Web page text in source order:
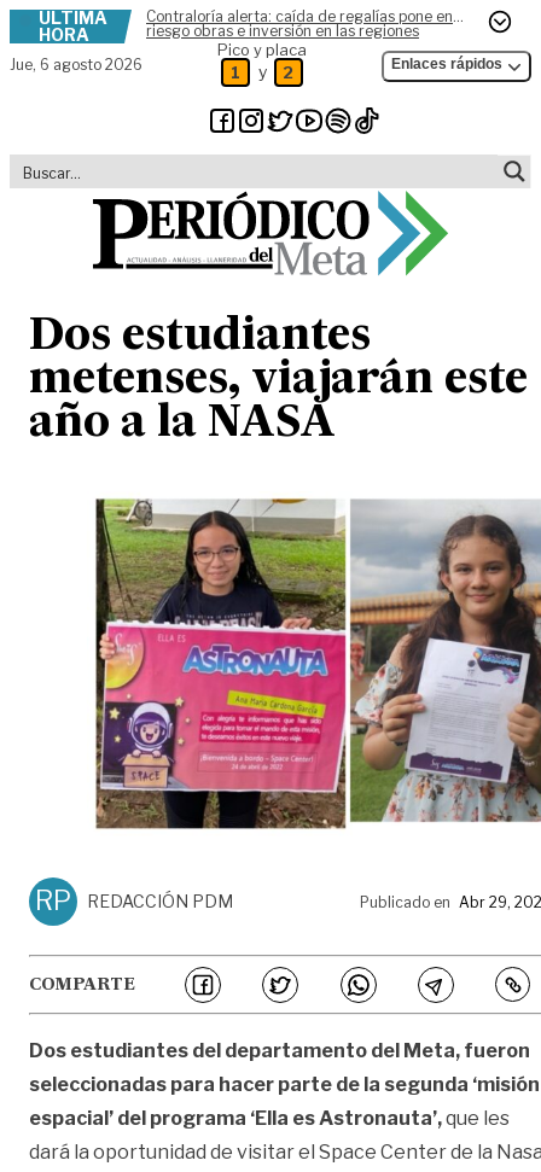
Skip to content
ÚLTIMA
HORA
Contraloría alerta: caída de regalías pone en
riesgo obras e inversión en las regiones
Jue, 6 agosto 2026
Pico y placa
1 y 2 Enlaces rápidos
Dos estudiantes
metenses, viajarán este
año a la NASA
RP REDACCIÓN PDM Publicado en Abr 29,
COMPARTE
Dos estudiantes del departamento del Meta, fueron
seleccionadas para hacer parte de la segunda ‘misión
espacial’ del programa ‘Ella es Astronauta’,que les
dará la oportunidad de visitar el Space Center de la